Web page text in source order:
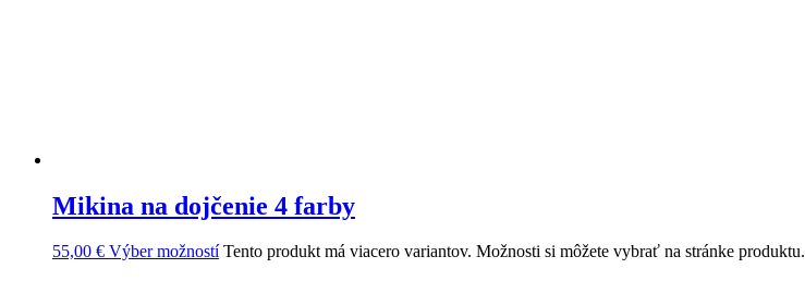
Mikina na dojčenie 4 farby
55,00 € Výber možností Tento produkt má viacero variantov. Možnosti si môžete vybrať na stránke produktu.